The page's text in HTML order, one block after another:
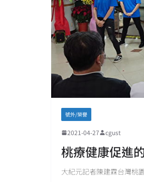
號外/榮譽
2021-04-27 cgust
桃療健康促進
大紀元記者陳建霖台灣桃